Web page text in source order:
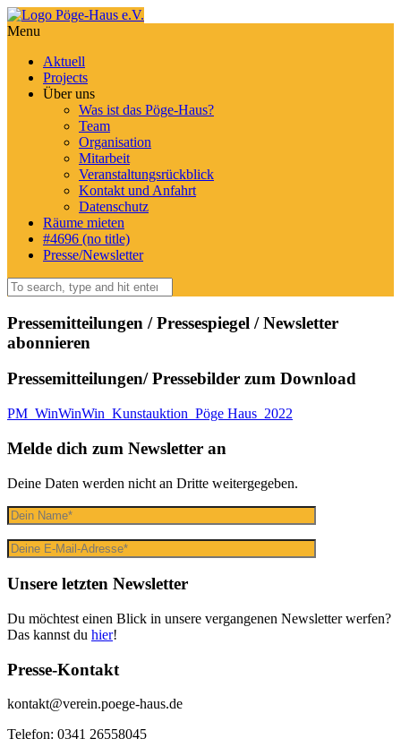
Menu
Aktuell
Projects
Über uns
Was ist das Pöge-Haus?
Team
Organisation
Mitarbeit
Veranstaltungsrückblick
Kontakt und Anfahrt
Datenschutz
Räume mieten
#4696 (no title)
Presse/Newsletter
Pressemitteilungen / Pressespiegel / Newsletter
abonnieren
Pressemitteilungen/ Pressebilder zum Download
PM_WinWinWin_Kunstauktion_Pöge Haus_2022
Melde dich zum Newsletter an
Deine Daten werden nicht an Dritte weitergegeben.
Unsere letzten Newsletter
Du möchtest einen Blick in unsere vergangenen Newsletter werfen?
Das kannst du hier!
Presse-Kontakt
kontakt@verein.poege-haus.de
Telefon: 0341 26558045